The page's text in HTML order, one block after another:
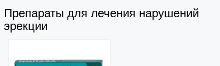
Препараты для лечения нарушений
эрекции